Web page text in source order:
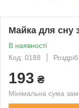
Майка для сну
В наявності
Код: 0188
Роздріб
193 ₴
Мінімальна сума